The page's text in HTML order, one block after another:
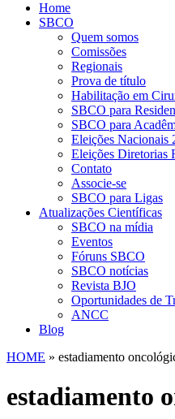
Home
SBCO
Quem somos
Comissões
Regionais
Prova de título
Habilitação em
SBCO para
SBCO para
Eleições Nacionais
Eleições Diretorias
Contato
Associe-se
SBCO para Ligas
Atualizações Científicas
SBCO na mídia
Eventos
Fóruns SBCO
SBCO notícias
Revista BJO
Oportunidades de
ANCC
Blog
HOME » estadiamento
estadiamento